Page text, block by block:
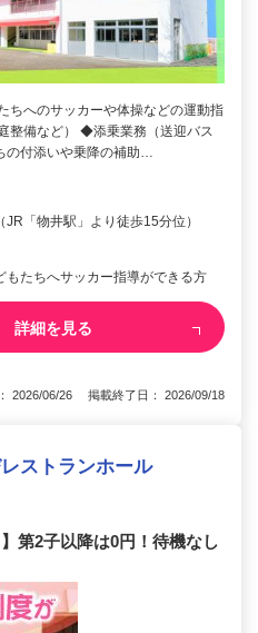
ちへのサッカーや体操などの運動指
整備など） ◆添乗業務（送迎バス
の付添いや乗降の補助…
JR「物井駅」より徒歩15分位）
もたちへサッカー指導ができる方
詳細を見る
2026/06/26 掲載終了日： 2026/09/18
ストランホール
第2子以降は0円！待機なし